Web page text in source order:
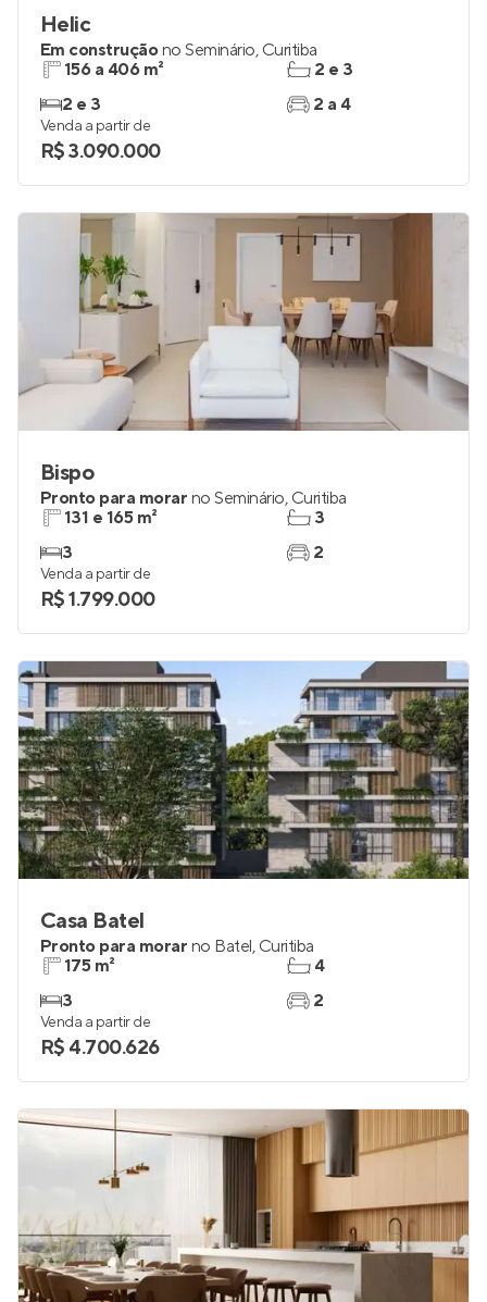
Helic
Em construçãono Seminário, Curitiba
156 a 406 m²
2 e 3
2 e 3
2 a 4
Venda a partir de
R$ 3.090.000
Bispo
Pronto para morar no Seminário, Curitiba
131 e 165 m²
3
3
2
Venda a partir de
R$ 1.799.000
Casa Batel
Pronto para morar no Batel, Curitiba
175 m²
3
4
2
Venda a partir de
R$ 4.700.626